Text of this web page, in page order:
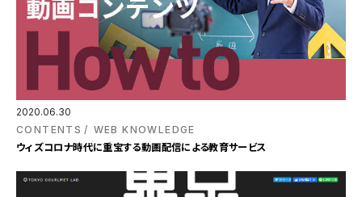
2020.06.30
CONTENTS
WEB KNOWLEDGE
ウィズコロナ時代に重宝する動画配信による教育サービス